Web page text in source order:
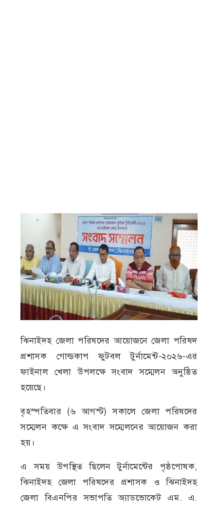
ঝিনাইদহ জেলা পরিষদের আয়োজনে জেলা পরিষদ
প্রশাসক গোল্ডকাপ ফুটবল টুর্নামেন্ট-২০২৬-এর
ফাইনাল খেলা উপলক্ষে সংবাদ সম্মেলন অনুষ্ঠিত
হয়েছে।
বৃহস্পতিবার (৬ আগস্ট) সকালে জেলা পরিষদের
সম্মেলন কক্ষে এ সংবাদ সম্মেলনের আয়োজন করা
হয়।
এ সময় উপস্থিত ছিলেন টুর্নামেন্টের পৃষ্ঠপোষক,
ঝিনাইদহ জেলা পরিষদের প্রশাসক ও ঝিনাইদহ
জেলা বিএনপির সভাপতি অ্যাডভোকেট এম. এ.